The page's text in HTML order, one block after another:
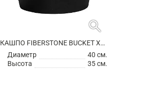
search
КАШПО FIBERSTONE BUCKET XS BLACK
Диаметр
40 см.
Высота
35 см.